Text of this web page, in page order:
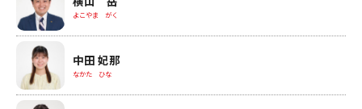
よこやま がく
中田 妃那
なかた ひな